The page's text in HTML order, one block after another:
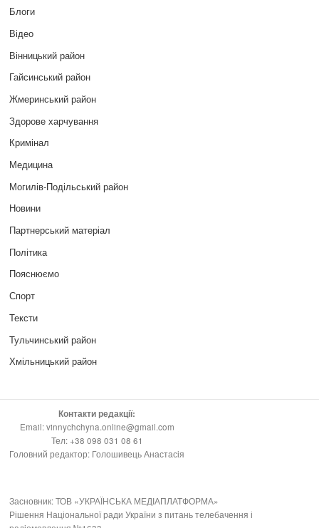
Блоги
Відео
Вінницький район
Гайсинський район
Жмеринський район
Здорове харчування
Кримінал
Медицина
Могилів-Подільський район
Новини
Партнерський матеріал
Політика
Пояснюємо
Спорт
Тексти
Тульчинський район
Хмільницький район
Контакти редакції:
Email: vinnychchyna.online@gmail.com
Тел: +38 098 031 08 61
Головний редактор: Голошивець Анастасія
Засновник: ТОВ «УКРАЇНСЬКА МЕДІАПЛАТФОРМА»
Рішення Національної ради України з питань телебачення і